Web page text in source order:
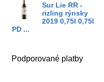
Sur Lie RR -
rizling rýnsky
2019 0,75l 0,75l
PD ...
Podporované platby